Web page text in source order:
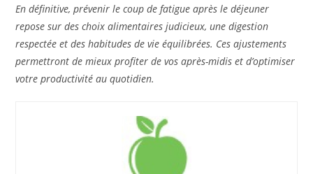
En définitive, prévenir le coup de fatigue après le déjeuner
repose sur des choix alimentaires judicieux, une digestion
respectée et des habitudes de vie équilibrées. Ces ajustements
permettront de mieux profiter de vos après-midis et d’optimiser
votre productivité au quotidien.